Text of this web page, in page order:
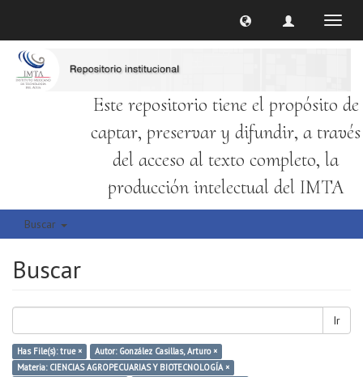
Este repositorio tiene el propósito de
captar, preservar y difundir, a través
del acceso al texto completo, la
producción intelectual del IMTA
Buscar
Buscar
Ir
Has File(s): true ×
Autor: González Casillas, Arturo ×
Materia: CIENCIAS AGROPECUARIAS Y BIOTECNOLOGÍA ×